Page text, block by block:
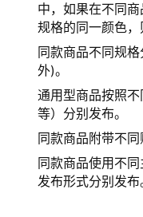
中，如果在不同
规格的同一颜色，
同款商品不同规
外)。
通用型商品按照
等）分别发布。
同款商品附带不同
同款商品使用不
发布形式分别发布